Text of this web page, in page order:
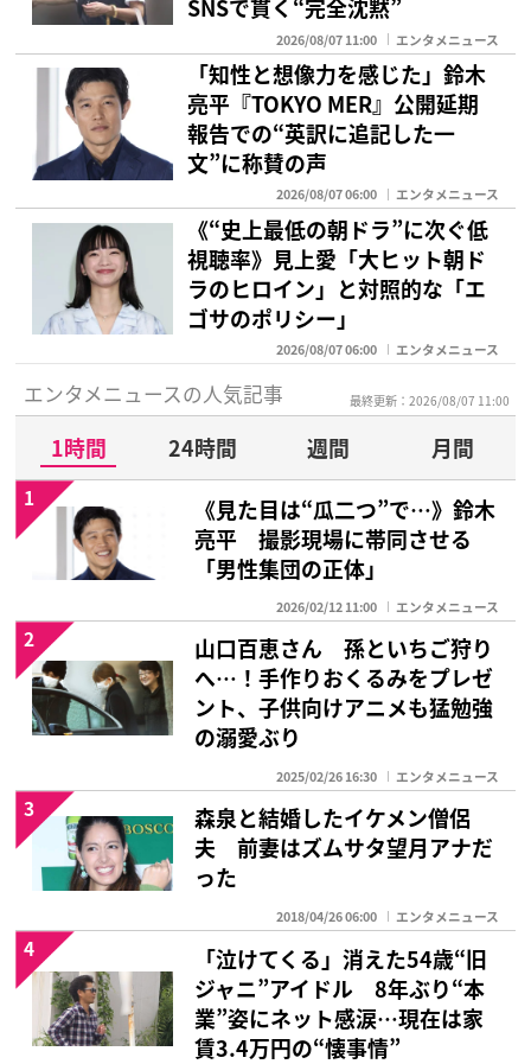
SNSで貫く“完全沈黙”
2026/08/07 11:00 エンタメニュース
「知性と想像力を感じた」鈴木
亮平『TOKYO MER』公開延期
報告での“英訳に追記した一
文”に称賛の声
2026/08/07 06:00 エンタメニュース
《“史上最低の朝ドラ”に次ぐ低
視聴率》見上愛「大ヒット朝ド
ラのヒロイン」と対照的な「エ
ゴサのポリシー」
2026/08/07 06:00 エンタメニュース
エンタメニュースの人気記事 最終更新：2026/08/07 11:00
1時間 24時間 週間
月間
《見た目は“瓜二つ”で…》鈴木
亮平 撮影現場に帯同させる
「男性集団の正体」
2026/02/12 11:00 エンタメニュース
1
山口百恵さん 孫といちご狩り
へ…！手作りおくるみをプレゼ
ント、子供向けアニメも猛勉強
の溺愛ぶり
2025/02/26 16:30 エンタメニュース
2
森泉と結婚したイケメン僧侶
夫 前妻はズムサタ望月アナだ
った
2018/04/26 06:00 エンタメニュース
3
「泣けてくる」消えた54歳“旧
ジャニ”アイドル 8年ぶり“本
業”姿にネット感涙…現在は家
賃3.4万円の“懐事情”
4